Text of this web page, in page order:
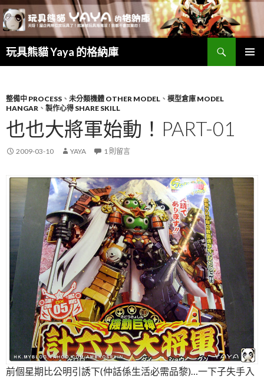
玩具熊貓 Yaya 的格納庫
尋
要
內
容
整備中 PROCESS 、 未分類機體 OTHER MODEL 、 模型倉庫 MODEL
HANGAR 、 製作心得 SHARE SKILL
也也大將軍始動！PART-01
2009-03-10 YAYA 1 則留言
前個星期比公明引誘下(仲話係生活必需品黎)…一下子失手入